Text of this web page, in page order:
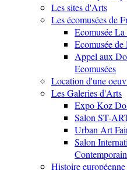
Les sites d'Arts
Les écomusées de
Ecomusée
Ecomusée de
Appel aux
Ecomusées
Location d'une
Les Galeries d'Arts
Expo Koz
Salon ST-
Urban Art
Salon
Histoire